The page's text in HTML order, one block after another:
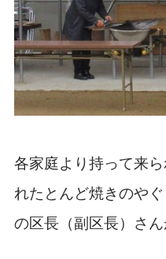
各家庭より持って来
れたとんど焼きのや
の区長（副区長）さん